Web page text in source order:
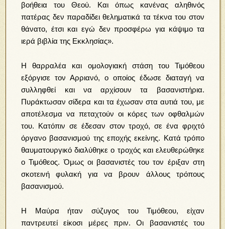
βοήθεια του Θεού. Και όπως κανένας αληθινός
πατέρας δεν παραδίδει θεληματικά τα τέκνα του στον
θάνατο, έτσι και εγώ δεν προσφέρω για κάψιμο τα
ιερά βιβλία της Εκκλησίας».
Η θαρραλέα και ομολογιακή στάση του Τιμόθεου
εξόργισε τον Αρριανό, ο οποίος έδωσε διαταγή να
συλληφθεί και να αρχίσουν τα βασανιστήρια.
Πυράκτωσαν σίδερα και τα έχωσαν στα αυτιά του, με
αποτέλεσμα να πεταχτούν οι κόρες των οφθαλμών
του. Κατόπιν σε έδεσαν στον τροχό, σε ένα φριχτό
όργανο βασανισμού της εποχής εκείνης. Κατά τρόπο
θαυματουργικό διαλύθηκε ο τροχός και ελευθερώθηκε
ο Τιμόθεος. Όμως οι βασανιστές του τον έριξαν στη
σκοτεινή φυλακή για να βρουν άλλους τρόπους
βασανισμού.
Η Μαύρα ήταν σύζυγος του Τιμόθεου, είχαν
παντρευτεί είκοσι μέρες πριν. Οι βασανιστές του